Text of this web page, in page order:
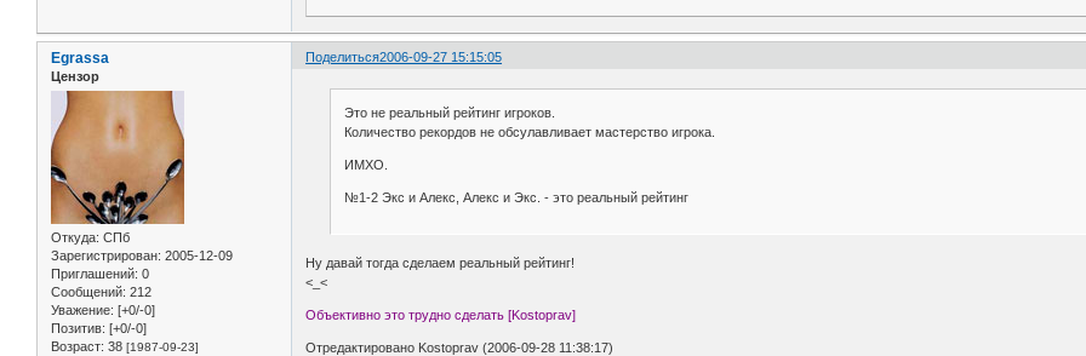
Поделиться2006-09-27 15:15:05
Egrassa
Цензор
Откуда: СПб
Зарегистрирован: 2005-12-09
Приглашений: 0
Сообщений: 212
Уважение: [+0/-0]
Позитив: [+0/-0]
Возраст: 38 [1987-09-23]
Это не реальный рейтинг игроков.
Количество рекордов не обсулавливает мастерство игрока.
ИМХО.
№1-2 Экс и Алекс, Алекс и Экс. - это реальный рейтинг
Ну давай тогда сделаем реальный рейтинг!
<_<
Объективно это трудно сделать [Kostoprav]
Отредактировано Kostoprav (2006-09-28 11:38:17)